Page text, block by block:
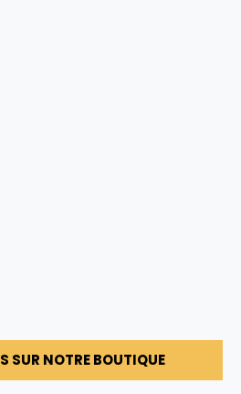
SUR NOTRE BOUTIQUE